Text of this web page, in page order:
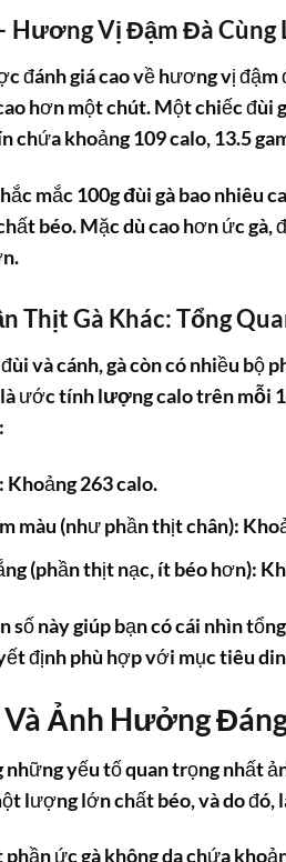
Hương Vị Đậm Đà Cùng
đánh giá cao về hương vị
hơn một chút. Một chiếc đùi
chứa khoảng 109 calo, 13.5
mắc100g đùi gà bao nhiêu
béo. Mặc dù cao hơn ức
Thịt Gà Khác: Tổng
và cánh, gà còn có nhiều bộ
ước tínhlượng calo trên mỗi
Khoảng 263 calo.
màu (như phần thịt chân):
(phần thịt nạc, ít béo hơn):
số này giúp bạn có cái nhìn
định phù hợp với mục tiêu
Và Ảnh Hưởng
yếu tố quan trọng nhất
lượng lớn chất béo, và do đó,
phần ức gà không da chứa